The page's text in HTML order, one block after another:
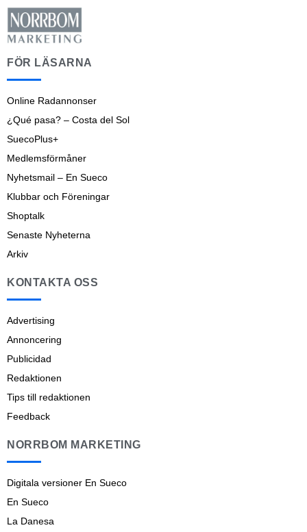
FÖR LÄSARNA
Online Radannonser
¿Qué pasa? – Costa del Sol
SuecoPlus+
Medlemsförmåner
Nyhetsmail – En Sueco
Klubbar och Föreningar
Shoptalk
Senaste Nyheterna
Arkiv
KONTAKTA OSS
Advertising
Annoncering
Publicidad
Redaktionen
Tips till redaktionen
Feedback
NORRBOM MARKETING
Digitala versioner En Sueco
En Sueco
La Danesa